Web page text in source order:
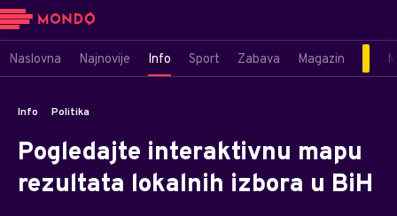
Naslovna Najnovije Info Sport Zabava Magazin
Info Politika
Pogledajte interaktivnu mapu
rezultata lokalnih izbora u BiH